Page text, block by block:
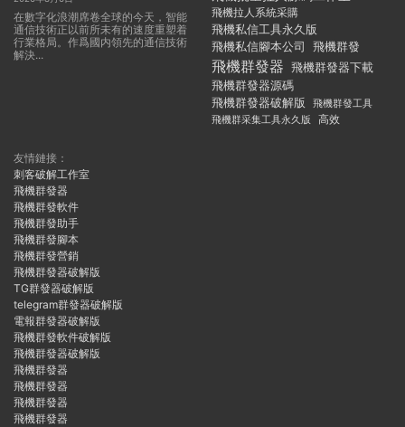
在數字化浪潮席卷全球的今天，智能
通信技術正以前所未有的速度重塑着
行業格局。作爲國内領先的通信技術
解決...
飛機拉人系統采購
飛機私信工具永久版
飛機私信腳本公司
飛機群發
飛機群發器 飛機群發器下載
飛機群發器源碼
飛機群發器破解版
飛機群發工具
飛機群采集工具永久版
高效
友情鏈接：
刺客破解工作室
飛機群發器
飛機群發軟件
飛機群發助手
飛機群發腳本
飛機群發營銷
飛機群發器破解版
TG群發器破解版
telegram群發器破解版
電報群發器破解版
飛機群發軟件破解版
飛機群發器破解版
飛機群發器
飛機群發器
飛機群發器
飛機群發器